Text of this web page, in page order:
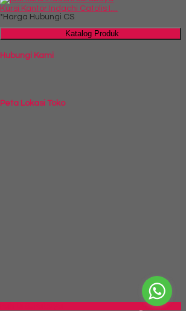
Kursi Kantor Indachi Catolis I....
*Harga Hubungi CS
Katalog Produk
Hubungi Kami
Peta Lokasi Toko